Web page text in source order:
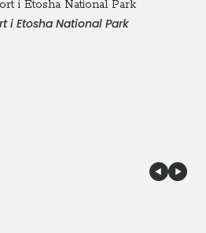
i Etosha National Park